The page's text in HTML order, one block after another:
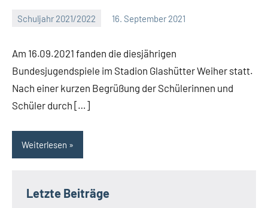
Schuljahr 2021/2022 16. September 2021
Am 16.09.2021 fanden die diesjährigen
Bundesjugendspiele im Stadion Glashütter Weiher statt.
Nach einer kurzen Begrüßung der Schülerinnen und
Schüler durch […]
Weiterlesen
Letzte Beiträge